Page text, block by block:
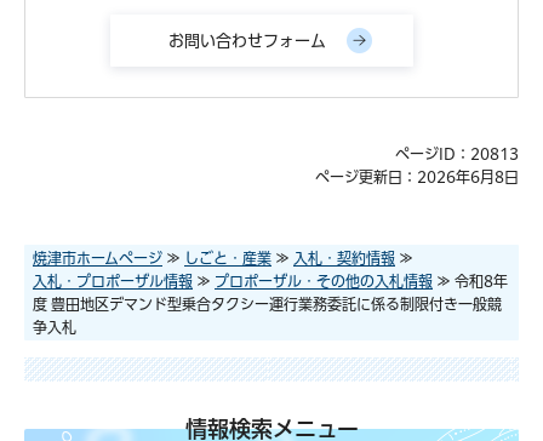
ページID：20813
ページ更新日：2026年6月8日
焼津市ホームページ ≫ しごと・産業 ≫ 入札・契約情報 ≫
入札・プロポーザル情報 ≫ プロポーザル・その他の入札情報 ≫ 令和8年
度 豊田地区デマンド型乗合タクシー運行業務委託に係る制限付き一般競
争入札
情報検索メニュー